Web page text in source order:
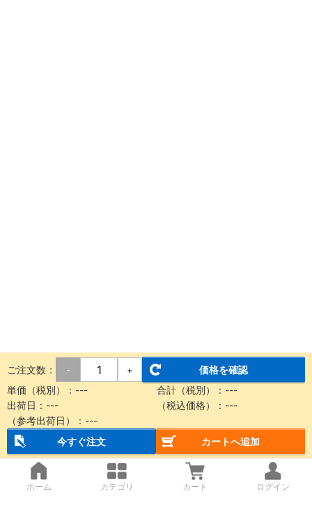
ご注文数： - +
価格を確認
単価（税別）： --- 合計（税別）： ---
出荷日： --- （税込価格）： ---
（参考出荷日）： ---
今すぐ注文
カートへ追加
ホーム カテゴリ カート ログイン